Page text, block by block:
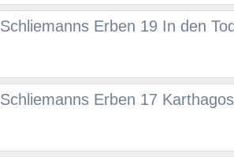
Schliemanns Erben 19 In den
Schliemanns Erben 17